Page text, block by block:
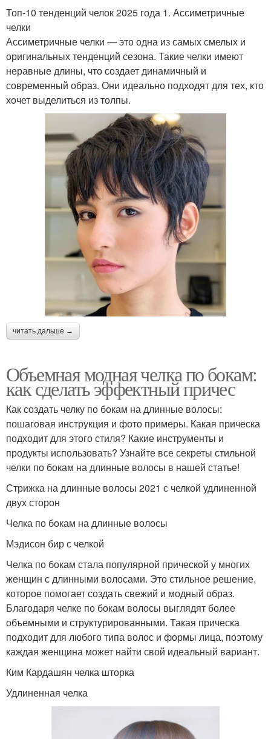
Топ-10 тенденций челок 2025 года 1. Ассиметричные
челки
Ассиметричные челки — это одна из самых смелых и
оригинальных тенденций сезона. Такие челки имеют
неравные длины, что создает динамичный и
современный образ. Они идеально подходят для тех, кто
хочет выделиться из толпы.
читать дальше →
Объемная модная челка по бокам:
как сделать эффектный причес
Как создать челку по бокам на длинные волосы:
пошаговая инструкция и фото примеры. Какая прическа
подходит для этого стиля? Какие инструменты и
продукты использовать? Узнайте все секреты стильной
челки по бокам на длинные волосы в нашей статье!
Стрижка на длинные волосы 2021 с челкой удлиненной
двух сторон
Челка по бокам на длинные волосы
Мэдисон бир с челкой
Челка по бокам стала популярной прической у многих
женщин с длинными волосами. Это стильное решение,
которое помогает создать свежий и модный образ.
Благодаря челке по бокам волосы выглядят более
объемными и структурированными. Такая прическа
подходит для любого типа волос и формы лица, поэтому
каждая женщина может найти свой идеальный вариант.
Ким Кардашян челка шторка
Удлиненная челка